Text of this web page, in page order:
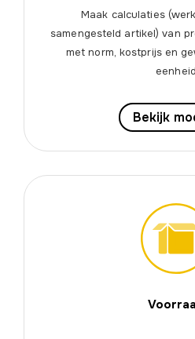
Maak calculaties
samengesteld artikel) van
met norm, kostprijs en
eenheid
Bekijk